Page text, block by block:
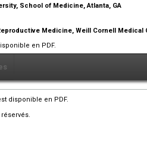
School of Medicine, Atlanta, GA
Medicine, Weill Cornell
en PDF.
disponible en PDF.